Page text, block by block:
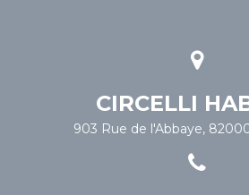
CIRCELLI
903 Rue de l'Abbaye,